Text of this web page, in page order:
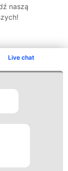
Live chat
naszą